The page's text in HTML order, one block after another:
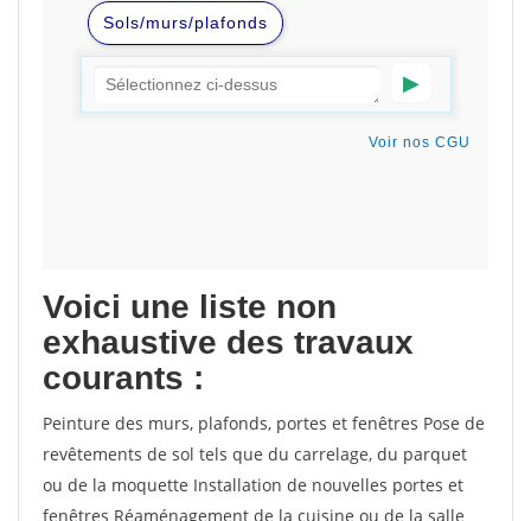
Voici une liste non
exhaustive des travaux
courants :
Peinture des murs, plafonds, portes et fenêtres Pose de
revêtements de sol tels que du carrelage, du parquet
ou de la moquette Installation de nouvelles portes et
fenêtres Réaménagement de la cuisine ou de la salle